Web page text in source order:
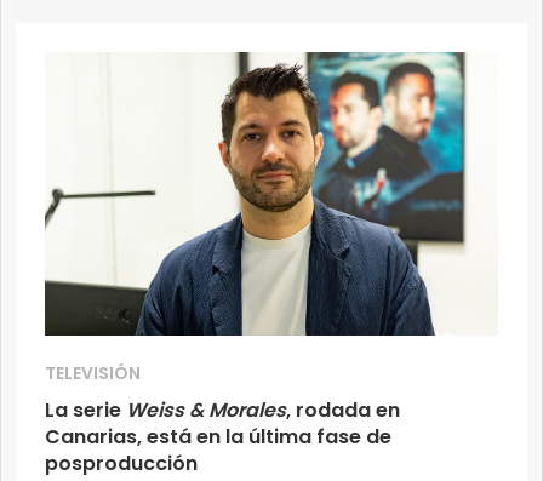
TELEVISIÓN
La serie Weiss & Morales, rodada en
Canarias, está en la última fase de
posproducción